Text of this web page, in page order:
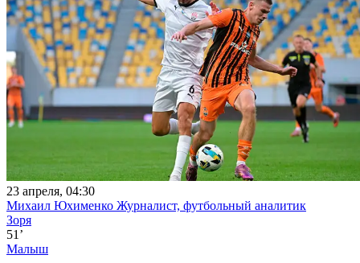
23 апреля, 04:30
Михаил Юхименко Журналист, футбольный аналитик
Зоря
51’
Малыш